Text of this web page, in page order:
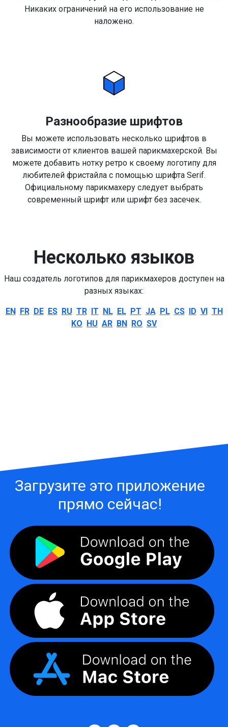
Никаких ограничений на его использование не
наложено.
Разнообразие шрифтов
Вы можете использовать несколько шрифтов в
зависимости от клиентов вашей парикмахерской. Вы
можете добавить нотку ретро к своему логотипу для
любителей фристайла с помощью шрифта Serif.
Официальному парикмахеру следует выбрать
современный шрифт или шрифт без засечек.
Несколько языков
Наш создатель логотипов для парикмахеров доступен на
разных языках:
EN FR DE ES RU TR IT NL EL PT JA PL CS ID VI TH
KO HU AR BN RO SV
Загрузите это приложение
прямо сейчас!